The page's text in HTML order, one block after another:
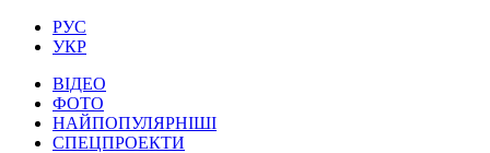
РУС
УКР
ВІДЕО
ФОТО
НАЙПОПУЛЯРНІШІ
СПЕЦПРОЕКТИ